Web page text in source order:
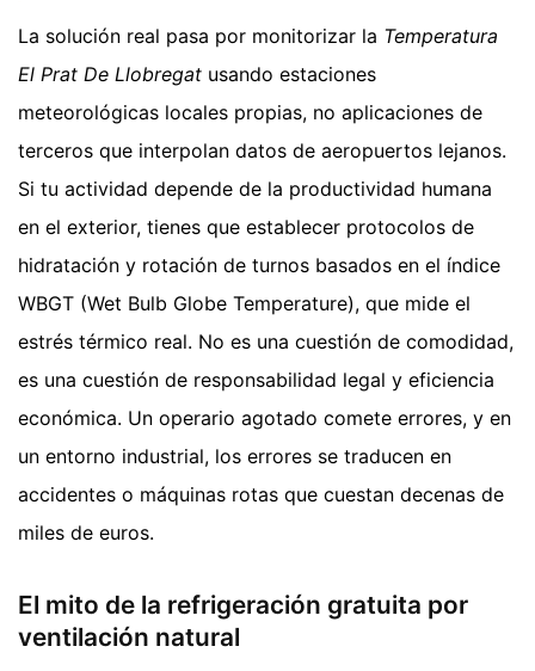
La solución real pasa por monitorizar la Temperatura
El Prat De Llobregat usando estaciones
meteorológicas locales propias, no aplicaciones de
terceros que interpolan datos de aeropuertos lejanos.
Si tu actividad depende de la productividad humana
en el exterior, tienes que establecer protocolos de
hidratación y rotación de turnos basados en el índice
WBGT (Wet Bulb Globe Temperature), que mide el
estrés térmico real. No es una cuestión de comodidad,
es una cuestión de responsabilidad legal y eficiencia
económica. Un operario agotado comete errores, y en
un entorno industrial, los errores se traducen en
accidentes o máquinas rotas que cuestan decenas de
miles de euros.
El mito de la refrigeración gratuita por
ventilación natural